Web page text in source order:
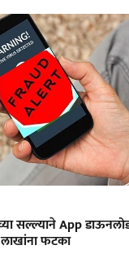
सल्ल्याने App
फटका